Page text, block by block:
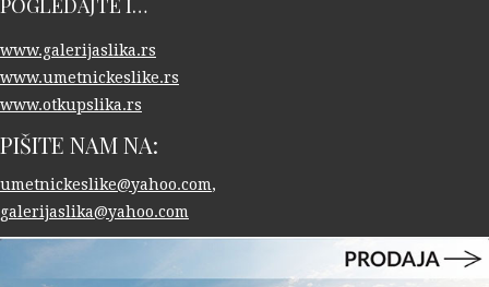
www.galerijaslika.rs
www.umetnickeslike.rs
www.otkupslika.rs
PIŠITE NAM NA:
umetnickeslike@yahoo.com,
galerijaslika@yahoo.com